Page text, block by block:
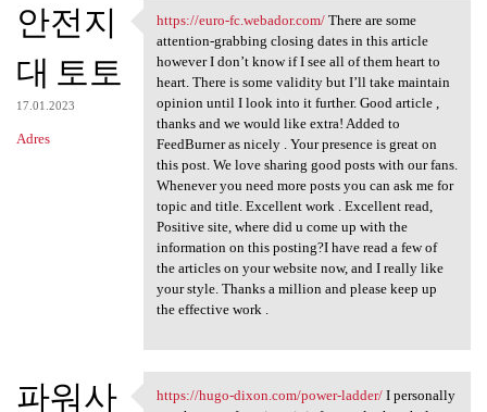
안전지
대 토토
17.01.2023
Adres
https://euro-fc.webador.com/
https://euro-fc.webador.com/There are some
attention-grabbing closing dates in this article
however I don’t know if I see all of them heart to
heart. There is some validity but I’ll take maintain
opinion until I look into it further. Good article ,
thanks and we would like extra! Added to
FeedBurner as nicely . Your presence is great on
this post. We love sharing good posts with our fans.
Whenever you need more posts you can ask me for
topic and title. Excellent work . Excellent read,
Positive site, where did u come up with the
information on this posting?I have read a few of
the articles on your website now, and I really like
your style. Thanks a million and please keep up
the effective work .
파워사 https://hugo-dixon.com/power-ladder/I personally